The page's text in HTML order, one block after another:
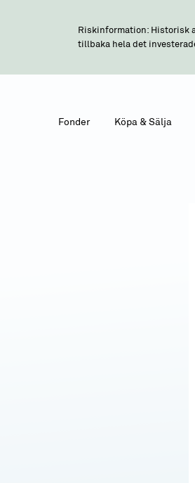
Riskinformation: Historisk
tillbaka hela det
Fonder Köpa & Sälja